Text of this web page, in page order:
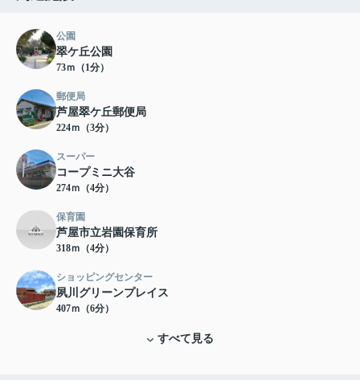
公園
翠ケ丘公園
73ｍ（1分）
郵便局
芦屋翠ケ丘郵便局
224ｍ（3分）
スーパー
コープミニ大谷
274ｍ（4分）
保育園
芦屋市立岩園保育所
318ｍ（4分）
ショッピングセンター
夙川グリーンプレイス
407ｍ（6分）
すべて見る